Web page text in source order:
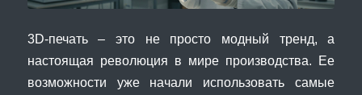
3D-печать – это не просто модный тренд, а
настоящая революция в мире производства. Ее
возможности уже начали использовать самые